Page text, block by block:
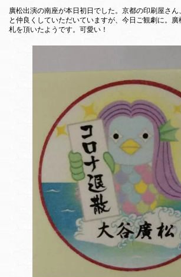
廣松出演の南座が本日初日でした。京都の印刷屋さ
と仲良くしていただいていますが、今日ご観劇に。
札を頂いたようです。可愛い！